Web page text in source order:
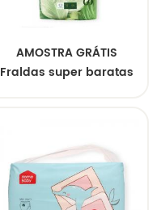
AMOSTRA GRÁTIS
Fraldas super baratas
Fraldas respiráveis